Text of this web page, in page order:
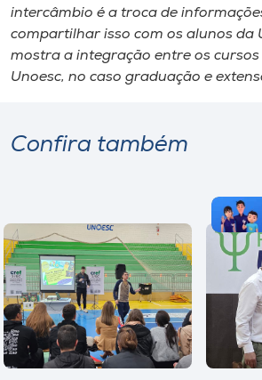
intercâmbio é a troca de
compartilhar isso com os alunos da
mostra a integração entre os
Unoesc, no caso graduação e
Confira também